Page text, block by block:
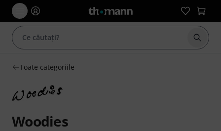
Toate categoriile
Woodies